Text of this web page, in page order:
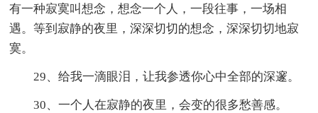
有一种寂寞叫想念，想念一个人，一段往事，一场相
遇。等到寂静的夜里，深深切切的想念，深深切切地寂
寞。
29、给我一滴眼泪，让我参透你心中全部的深邃。
30、一个人在寂静的夜里，会变的很多愁善感。